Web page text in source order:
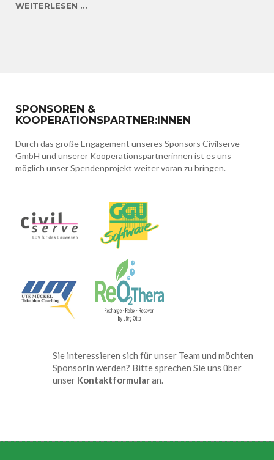
WEITERLESEN ...
SPONSOREN &
KOOPERATIONSPARTNER:INNEN
Durch das große Engagement unseres Sponsors Civilserve
GmbH und unserer Kooperationspartnerinnen ist es uns
möglich unser Spendenprojekt weiter voran zu bringen.
Sie interessieren sich für unser Team und möchten
SponsorIn werden? Bitte sprechen Sie uns über
unser Kontaktformularan.